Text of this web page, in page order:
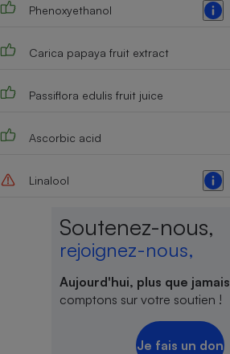
Phenoxyethanol
Carica papaya fruit extract
Passiflora edulis fruit juice
Ascorbic acid
Linalool
Soutenez-nous,
rejoignez-nous,
Aujourd'hui, plus que jamais
comptons sur votre soutien !
Je fais un don